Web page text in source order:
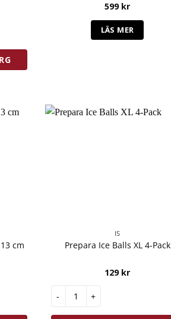
599 kr
LÄS MER
cm
IS
Prepara Ice Balls XL 4-Pack
129 kr